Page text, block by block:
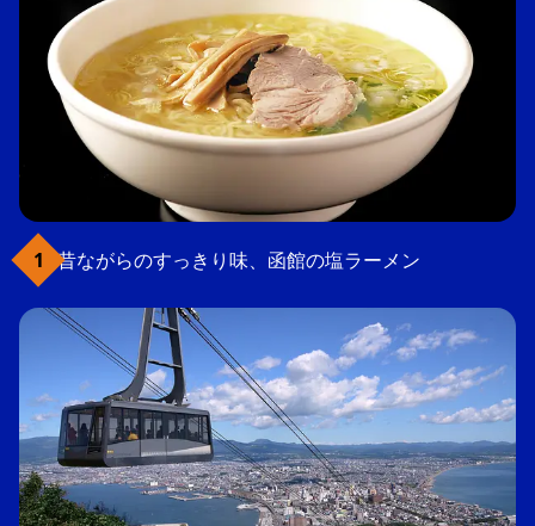
昔ながらのすっきり味、函館の塩ラーメン